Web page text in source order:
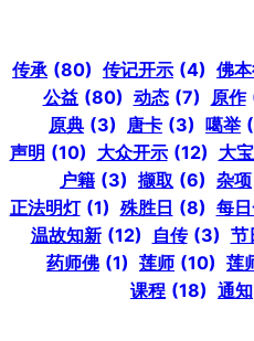
传承 (80) 传记开示 (4) 佛
公益 (80) 动态 (7) 原作
原典 (3) 唐卡 (3) 噶举
声明 (10) 大众开示 (12) 大
户籍 (3) 撷取 (6) 杂项
正法明灯 (1) 殊胜日 (8) 每
温故知新 (12) 自传 (3) 节
药师佛 (1) 莲师 (10) 莲
课程 (18) 通知